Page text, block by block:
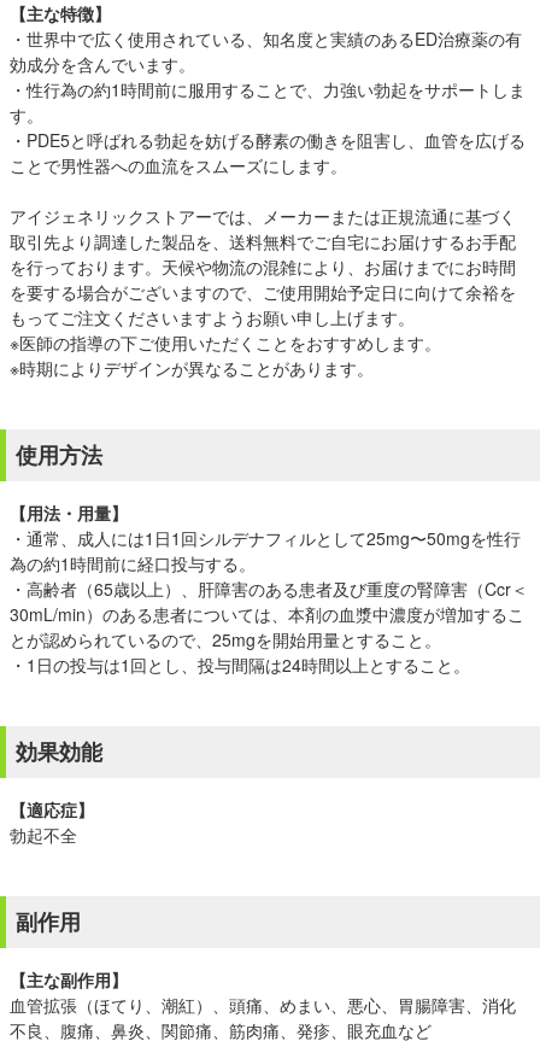
【主な特徴】
・世界中で広く使用されている、知名度と実績のあるED治療薬の有
効成分を含んでいます。
・性行為の約1時間前に服用することで、力強い勃起をサポートしま
す。
・PDE5と呼ばれる勃起を妨げる酵素の働きを阻害し、血管を広げる
ことで男性器への血流をスムーズにします。
アイジェネリックストアーでは、メーカーまたは正規流通に基づく
取引先より調達した製品を、送料無料でご自宅にお届けするお手配
を行っております。天候や物流の混雑により、お届けまでにお時間
を要する場合がございますので、ご使用開始予定日に向けて余裕を
もってご注文くださいますようお願い申し上げます。
※医師の指導の下ご使用いただくことをおすすめします。
※時期によりデザインが異なることがあります。
使用方法
【用法・用量】
・通常、成人には1日1回シルデナフィルとして25mg〜50mgを性行
為の約1時間前に経口投与する。
・高齢者（65歳以上）、肝障害のある患者及び重度の腎障害（Ccr＜
30mL/min）のある患者については、本剤の血漿中濃度が増加するこ
とが認められているので、25mgを開始用量とすること。
・1日の投与は1回とし、投与間隔は24時間以上とすること。
効果効能
【適応症】
勃起不全
副作用
【主な副作用】
血管拡張（ほてり、潮紅）、頭痛、めまい、悪心、胃腸障害、消化
不良、腹痛、鼻炎、関節痛、筋肉痛、発疹、眼充血など